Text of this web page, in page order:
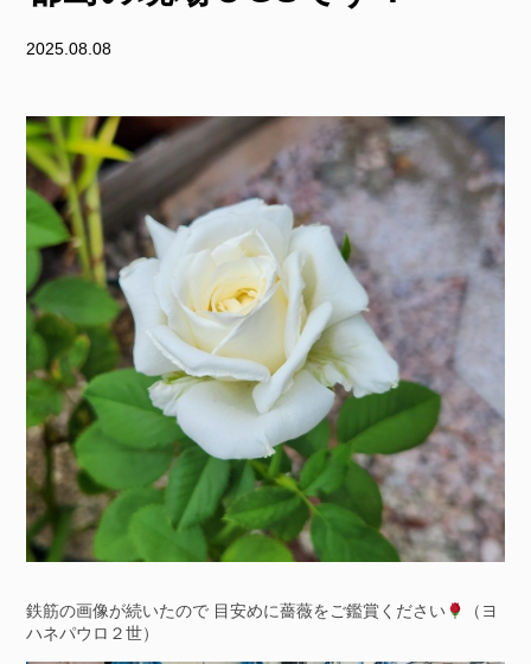
2025.08.08
鉄筋の画像が続いたので 目安めに薔薇をご鑑賞ください
（ヨ
ハネパウロ２世）